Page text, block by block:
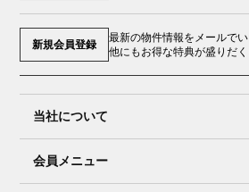
新規会員登録
最新の物件情報をメールでい
他にもお得な特典が盛りだく
当社について
会員メニュー